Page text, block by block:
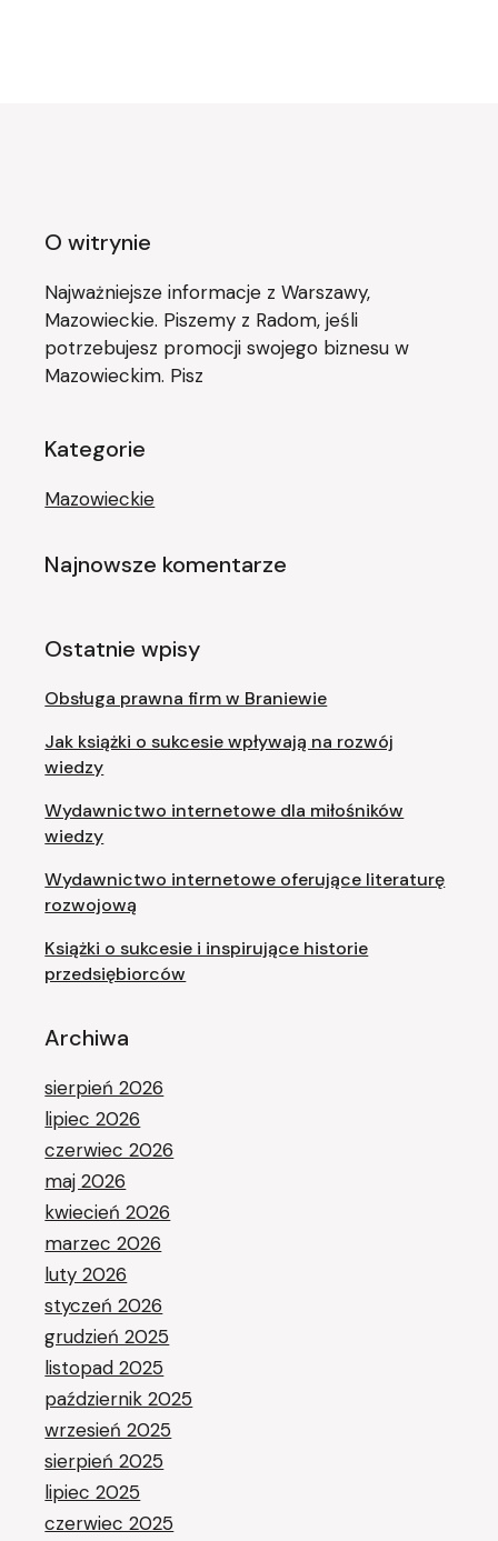
O witrynie
Najważniejsze informacje z Warszawy,
Mazowieckie. Piszemy z Radom, jeśli
potrzebujesz promocji swojego biznesu w
Mazowieckim. Pisz
Kategorie
Mazowieckie
Najnowsze komentarze
Ostatnie wpisy
Obsługa prawna firm w Braniewie
Jak książki o sukcesie wpływają na rozwój
wiedzy
Wydawnictwo internetowe dla miłośników
wiedzy
Wydawnictwo internetowe oferujące literaturę
rozwojową
Książki o sukcesie i inspirujące historie
przedsiębiorców
Archiwa
sierpień 2026
lipiec 2026
czerwiec 2026
maj 2026
kwiecień 2026
marzec 2026
luty 2026
styczeń 2026
grudzień 2025
listopad 2025
październik 2025
wrzesień 2025
sierpień 2025
lipiec 2025
czerwiec 2025